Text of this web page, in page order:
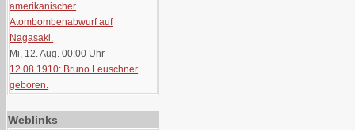
amerikanischer
Atombombenabwurf auf
Nagasaki.
Mi, 12. Aug. 00:00 Uhr
12.08.1910: Bruno Leuschner
geboren.
Weblinks